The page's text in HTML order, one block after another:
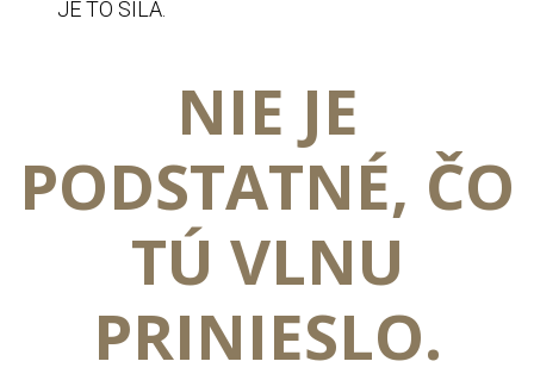
JE TO SILA.
NIE JE
PODSTATNÉ, ČO
TÚ VLNU
PRINIESLO.